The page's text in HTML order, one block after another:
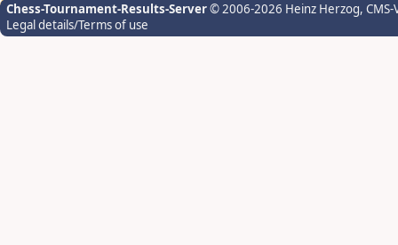
Chess-Tournament-Results-Server© 2006-2026 Heinz Herzog,
Legal details/Terms of use